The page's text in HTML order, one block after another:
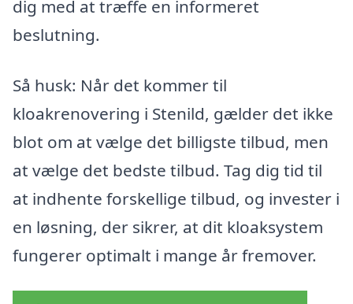
dig med at træffe en informeret
beslutning.
Så husk: Når det kommer til
kloakrenovering i Stenild, gælder det ikke
blot om at vælge det billigste tilbud, men
at vælge det bedste tilbud. Tag dig tid til
at indhente forskellige tilbud, og invester i
en løsning, der sikrer, at dit kloaksystem
fungerer optimalt i mange år fremover.